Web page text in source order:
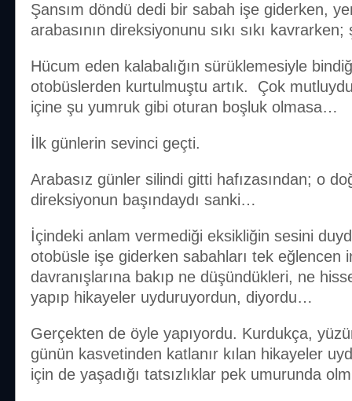
Şansım döndü dedi bir sabah işe giderken,
arabasının direksiyonunu sıkı sıkı
Hücum eden kalabalığın sürüklemesiyle
otobüslerden kurtulmuştu artık. Çok
içine şu yumruk gibi oturan boşluk olmasa…
İlk günlerin sevinci geçti.
Arabasız günler silindi gitti hafızasından; o
direksiyonun başındaydı sanki…
İçindeki anlam vermediği eksikliğin sesini
otobüsle işe giderken sabahları tek eğlencen
davranışlarına bakıp ne düşündükleri, ne
yapıp hikayeler uyduruyordun, diyordu…
Gerçekten de öyle yapıyordu. Kurdukça,
günün kasvetinden katlanır kılan hikayeler
için de yaşadığı tatsızlıklar pek umurunda